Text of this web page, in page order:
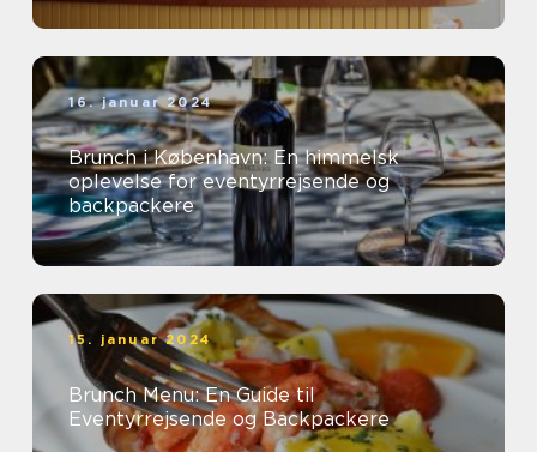
16. januar 2024
Brunch i København: En himmelsk
oplevelse for eventyrrejsende og
backpackere
15. januar 2024
Brunch Menu: En Guide til
Eventyrrejsende og Backpackere